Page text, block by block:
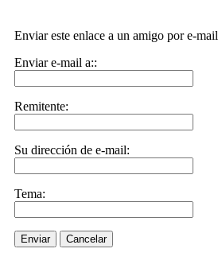
Enviar este enlace a un amigo por e-mail
Enviar e-mail a::
Remitente:
Su dirección de e-mail:
Tema:
Enviar Cancelar